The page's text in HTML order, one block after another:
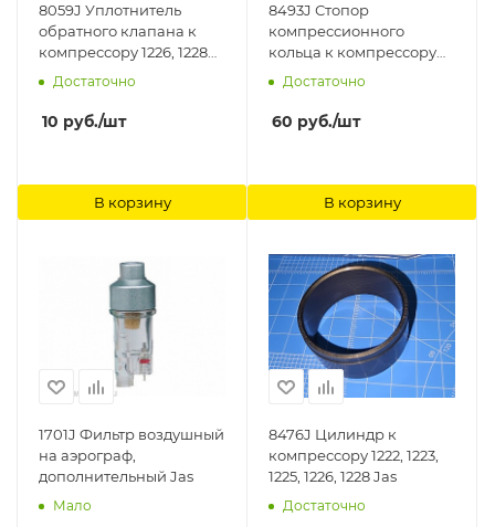
8059J Уплотнитель
обратного клапана к
компрессору 1226, 1228
JasДостаточно
10 руб./шт
В корзину
8493J Стопор
компрессионного
кольца к компрессору
1204, 1209, 1211, 1214 Jas
Достаточно
60 руб./шт
В корзину
1701J Фильтр воздушный
на аэрограф,
дополнительный Jas
Мало
8476J Цилиндр к
компрессору 1222, 1223,
1225, 1226, 1228 Jas
Достаточно